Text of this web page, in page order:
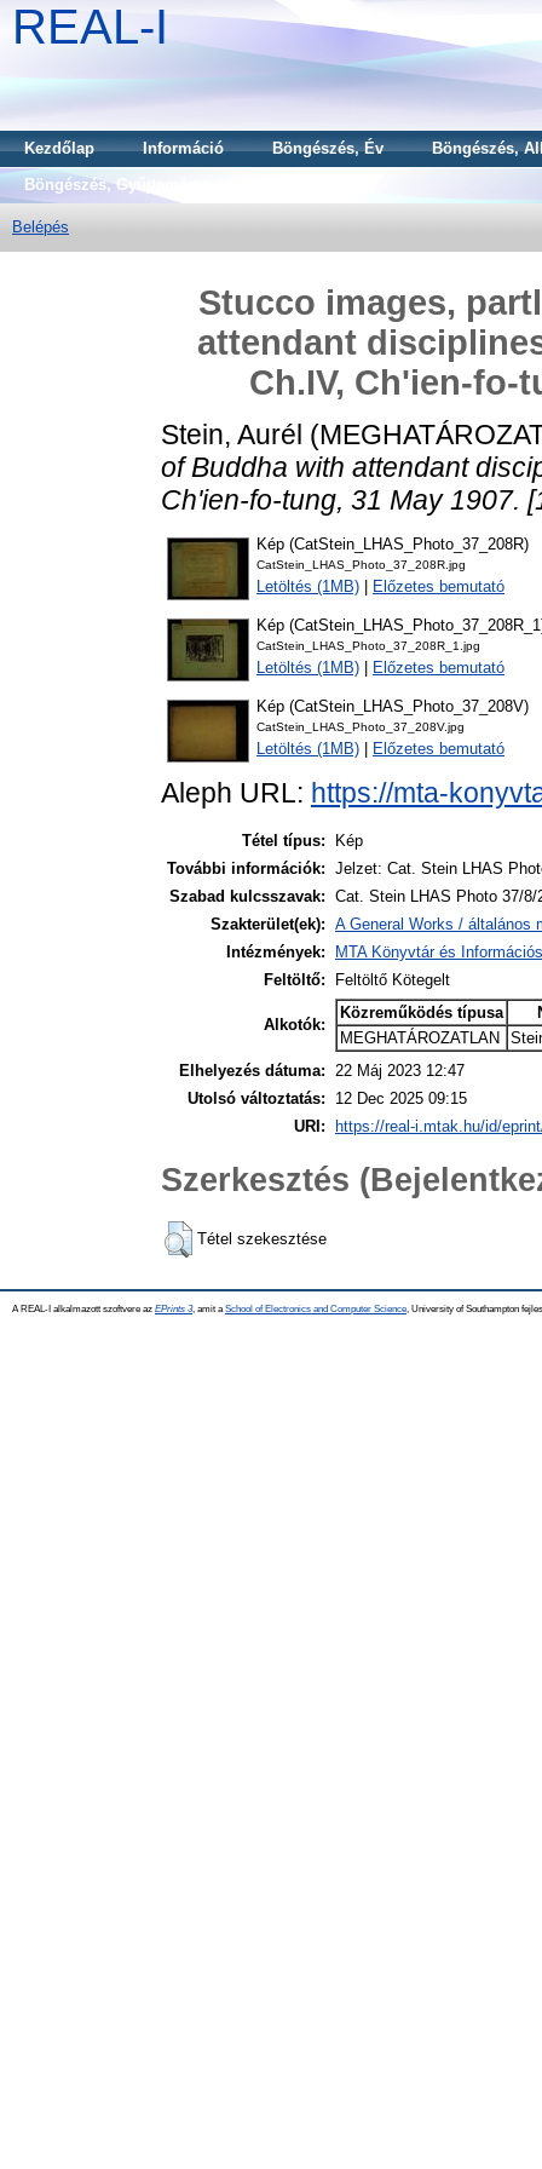
REAL-I
Kezdőlap Információ Böngészés, Év
Böngészés,
Böngészés, Gyűjtemény
Belépés
Stucco images,
attendant
Ch.IV, Ch'ien-fo-
Stein, Aurél
of Buddha with attendant
Ch'ien-fo-tung, 31 May 1907.
Kép (CatStein_LHAS_Photo_37_208R)
CatStein_LHAS_Photo_37_208R.jpg
Letöltés (1MB) Előzetes bemutató
Kép
CatStein_LHAS_Photo_37_208R_1.jpg
Letöltés (1MB) Előzetes bemutató
Kép (CatStein_LHAS_Photo_37_208V)
CatStein_LHAS_Photo_37_208V.jpg
Letöltés (1MB) Előzetes bemutató
Aleph URL: https://mta-
Tétel típus:
Kép
További információk: Jelzet: Cat. Stein LHAS
Szabad kulcsszavak: Cat. Stein LHAS Photo 37/8/
Szakterület(ek): A General Works / általános
Intézmények:
MTA Könyvtár és
Feltöltő:
Feltöltő Kötegelt
Alkotók:
Közreműködés típusa
MEGHATÁROZATLAN
Elhelyezés dátuma: 22 Máj 2023 12:47
Utolsó változtatás:
12 Dec 2025 09:15
URI:
https://real-i.mtak.hu/id/
Szerkesztés
Tétel szekesztése
A REAL-I alkalmazott szoftvere az EPrints 3, amit a School of Electronics and Computer Science , University of Southampton